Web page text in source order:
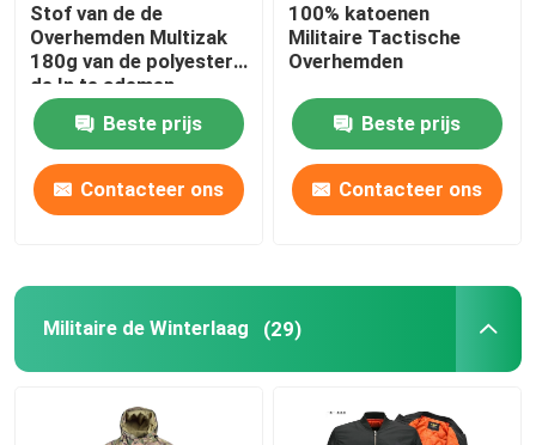
Stof van de de
Overhemden Multizak
180g van de polyester
de In te ademen
Camouflage Militaire
TactischeBeste prijs
Contacteer ons
100% katoenen
Militaire Tactische
Overhemden
Beste prijs
Contacteer ons
Militaire de Winterlaag (29)